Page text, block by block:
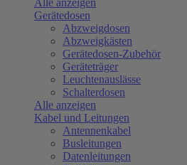
Alle anzeigen
Gerätedosen
Abzweigdosen
Abzweigkästen
Gerätedosen-Zubehör
Geräteträger
Leuchtenauslässe
Schalterdosen
Alle anzeigen
Kabel und Leitungen
Antennenkabel
Busleitungen
Datenleitungen